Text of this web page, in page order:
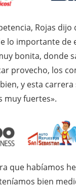
Rojas dijo
lo importante de
bonita, donde
provecho, los
y esta carrera
muy fuertes».
que habíamos
bien